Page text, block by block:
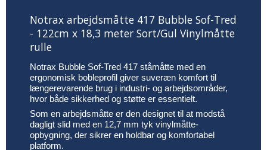
Notrax arbejdsmåtte 417 Bubble Sof-Tred
- 122cm x 18,3 meter Sort/Gul Vinylmåtte
rulle
Notrax Bubble Sof-Tred 417 ståmåtte med en
ergonomisk bobleprofil giver suveræn komfort til
længerevarende brug i industri- og arbejdsområder,
hvor både sikkerhed og støtte er essentielt.
Som en arbejdsmåtte er den designet til at modstå
dagligt slid med en 12,7 mm tyk vinylmåtte-
opbygning, der sikrer en holdbar og komfortabel
platform.